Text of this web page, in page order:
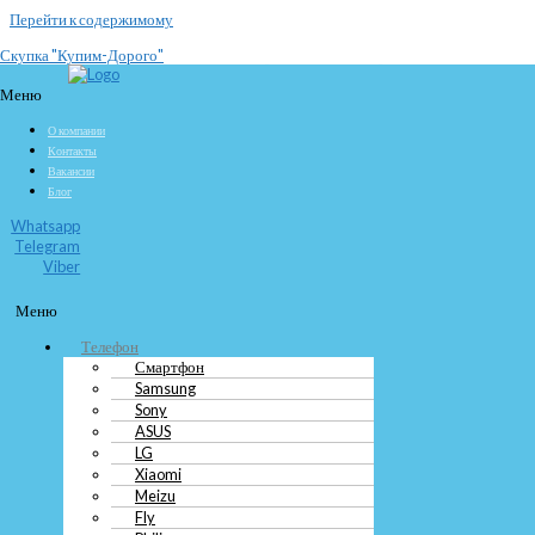
Перейти к содержимому
Скупка "Купим-Дорого"
Меню
О компании
Контакты
Вакансии
Блог
Whatsapp
Telegram
Viber
Меню
Телефон
Смартфон
Samsung
Sony
ASUS
LG
Xiaomi
Meizu
Fly
Скупка и выкуп iPhone 6 Plus
Бывшая флагманская модель iPhone 6 Plus сегодня уже не пользуется прежней
популярностью, поэтому продать его не так уж и просто. Компания "Скупка
рядом" поможет решить эту проблему, вы можете продать Айфон 6 плюс нам
на выгодных условиях.
ASUS
LG
Xiaomi
Meizu